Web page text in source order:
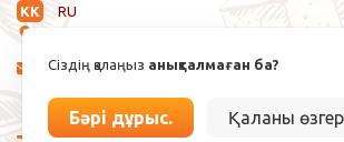
KK
RU
Сіздің қалаңыз анықталмаған ба?
Бәрі дұрыс. Қаланы
info@espressoperfetto.kz